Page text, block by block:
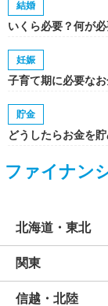
結婚
いくら必要？何が必
妊娠
子育て期に必要な
貯金
どうしたらお金を
ファイナン
北海道・東北
関東
信越・北陸